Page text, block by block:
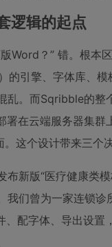
逻辑的起点
Word？” 错。根本
引擎、字体库、模
乱。而Sqribble的
在云端服务器集群
。这个设计带来三个
布新版“医疗健康类
我们曾为一家连锁
、配字体、导出设